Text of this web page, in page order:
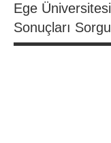
Ege
Sonuçları